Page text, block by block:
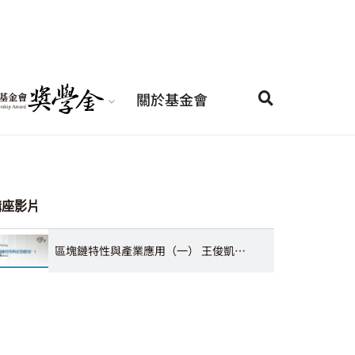
關於基金會
影片
區塊鏈特性與產業應用（一） 王俊凱執行長